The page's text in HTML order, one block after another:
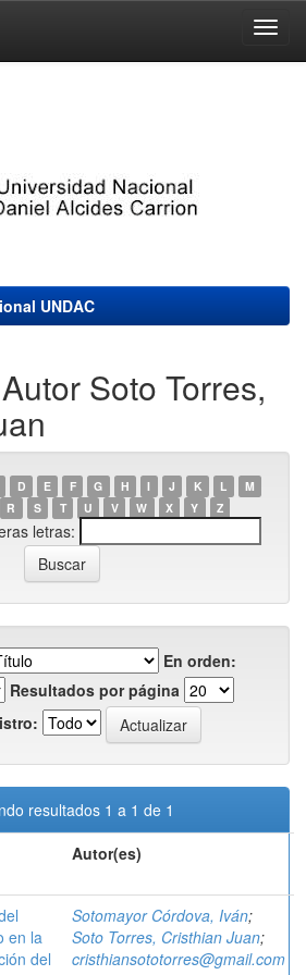
UNDAC
Soto Torres,
D E F G H I J K L
M
R S T U V W X Y Z
letras:
En orden:
Resultados por página
resultados 1 a 1 de 1
Autor(es)
en la
del
Sotomayor Córdova, Iván;
Soto Torres, Cristhian Juan;
cristhiansototorres@gmail.com